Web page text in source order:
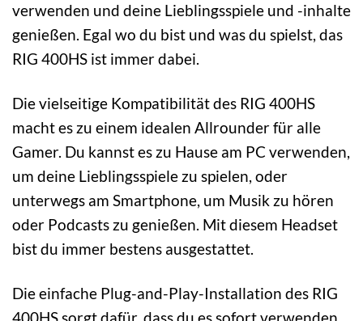
verwenden und deine Lieblingsspiele und -inhalte
genießen. Egal wo du bist und was du spielst, das
RIG 400HS ist immer dabei.
Die vielseitige Kompatibilität des RIG 400HS
macht es zu einem idealen Allrounder für alle
Gamer. Du kannst es zu Hause am PC verwenden,
um deine Lieblingsspiele zu spielen, oder
unterwegs am Smartphone, um Musik zu hören
oder Podcasts zu genießen. Mit diesem Headset
bist du immer bestens ausgestattet.
Die einfache Plug-and-Play-Installation des RIG